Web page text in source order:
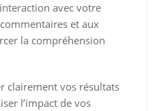
avec votre
et aux
la compréhension
clairement vos résultats
l’impact de vos